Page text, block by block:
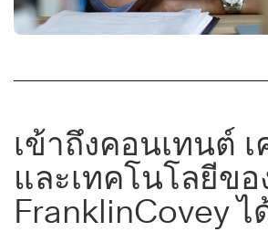
เข้าถึงคอนเทนต์ เ
และเทคโนโลยีขอ
FranklinCovey ไ